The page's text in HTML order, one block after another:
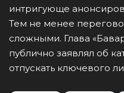
интригующе
Тем не менее
сложными. Глава
публично заявлял об
отпускать ключевого